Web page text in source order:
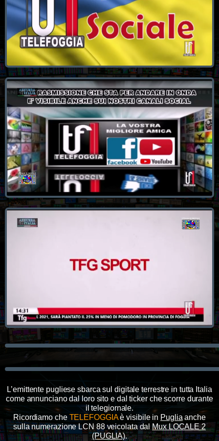
L’emittente pugliese sbarca sul digitale terrestre in tutta Italia
come annunciano dal loro sito e dal ticker che scorre durante
il telegiornale.
Ricordiamo che TELEFOGGIAè visibile in Puglia anche
sulla numerazione LCN 88 veicolata dal Mux LOCALE 2
(PUGLIA).